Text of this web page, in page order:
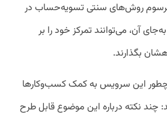
روش‌های سنتی تسویه‌حساب در
آن، می‌توانند تمرکز خود را بر
بگذارند.
چطور این سرویس به کمک کسب‌وکارها
نکته درباره این موضوع قابل طرح